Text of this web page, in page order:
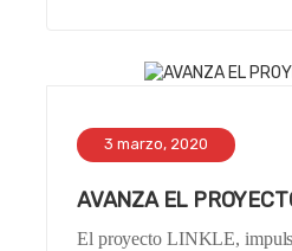
3 marzo, 2020
AVANZA EL
El proyecto LINKLE,